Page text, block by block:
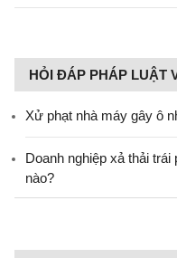
HỎI ĐÁP PHÁP LUẬT
Xử phạt nhà máy gây ô
Doanh nghiệp xả thải
nào?